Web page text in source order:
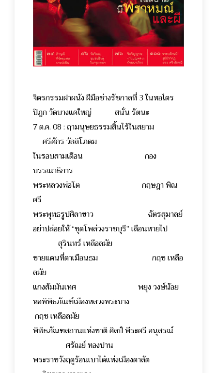
จิตรกรรมฝาผนัง ฝีมือช่างรัชกาลที่ 3 ในหอไตร
ปิฎก วัดบางแคใหญ่ สนั่น รัตนะ
7 ต.ค. 08 : ฤามนุษยธรรมสิ้นไร้ในสยาม
ศรีศักร วัลลิโภดม
ในรอบสามเดือน กอง
บรรณาธิการ
พระหลวงพ่อโต กฤษฎา พิณ
ศรี
พระพุทธรูปศิลาขาว ฉัตรสุมาลย์
อย่าปล่อยให้ “ชุดโพล่วงราชบุรี” เลือนหายไป
สุรินทร์ เหลือลมัย
ชายแดนที่ตาเมือนธม กฤช เหลือ
ลมัย
แกงส้มมันเทศ พยุง วงษ์น้อย
หอพิพิธภัณฑ์เมืองหลวงพระบาง
กฤช เหลือลมัย
พิพิธภัณฑสถานแห่งชาติ ศิลป์ พีระศรี อนุสรณ์
ศรัณย์ ทองปาน
พระราชวังฤดูร้อนเบาได๋แห่งเมืองดาลัต